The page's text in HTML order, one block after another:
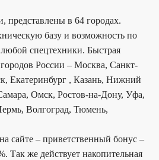
представлены в 64 городах.
базу и возможность по
спецтехники. Быстрая
России – Москва, Санкт-
Екатеринбург , Казань, Нижний
Омск, Ростов-на-Дону, Уфа,
Волгоград, Тюмень,
сайте – приветственный бонус –
Так же действует накопительная